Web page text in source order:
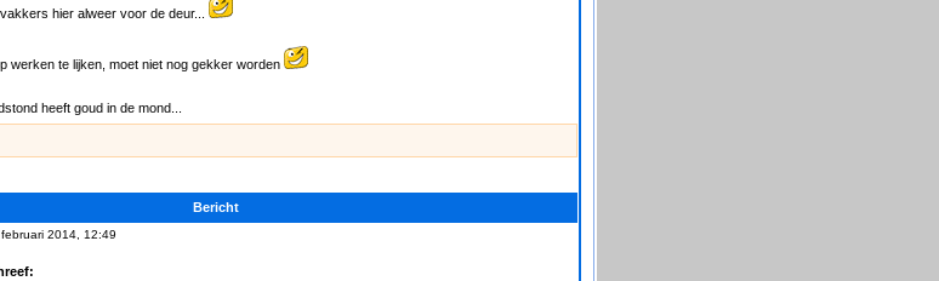
hier alweer voor de deur...
werken te lijken, moet niet nog gekker worden
heeft goud in de mond...
Bericht
2014, 12:49